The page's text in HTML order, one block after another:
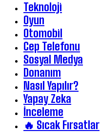
Teknoloji
Oyun
Otomobil
Cep Telefonu
Sosyal Medya
Donanım
Nasıl Yapılır?
Yapay Zeka
İnceleme
🔥 Sıcak Fırsatlar